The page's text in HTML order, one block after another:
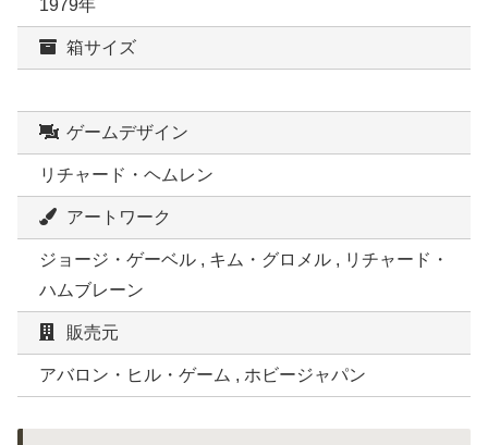
1979年
箱サイズ
ゲームデザイン
リチャード・ヘムレン
アートワーク
ジョージ・ゲーベル , キム・グロメル , リチャード・
ハムブレーン
販売元
アバロン・ヒル・ゲーム , ホビージャパン